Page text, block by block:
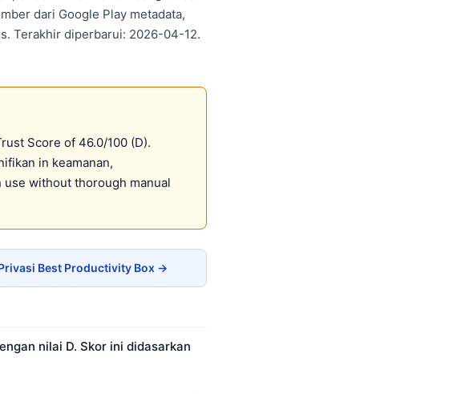
dari Google Play metadata,
Terakhir diperbarui: 2026-04-12.
Score of 46.0/100 (D).
in keamanan,
without thorough manual
Best Productivity Box →
nilai D. Skor ini didasarkan